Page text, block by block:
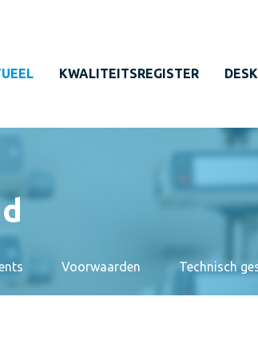
KWALITEITSREGISTER
Voorwaarden Technisch